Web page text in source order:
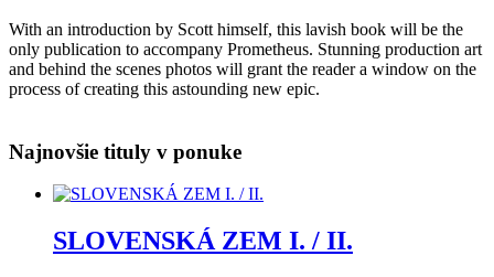
With an introduction by Scott himself, this lavish book will be the
only publication to accompany Prometheus. Stunning production art
and behind the scenes photos will grant the reader a window on the
process of creating this astounding new epic.
Najnovšie tituly v ponuke
SLOVENSKÁ ZEM I. / II.